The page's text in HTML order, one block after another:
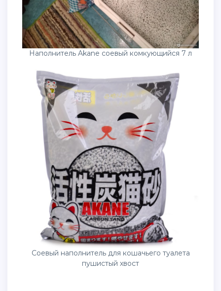
Наполнитель Akane соевый комкующийся 7 л
Соевый наполнитель для кошачьего туалета
пушистый хвост